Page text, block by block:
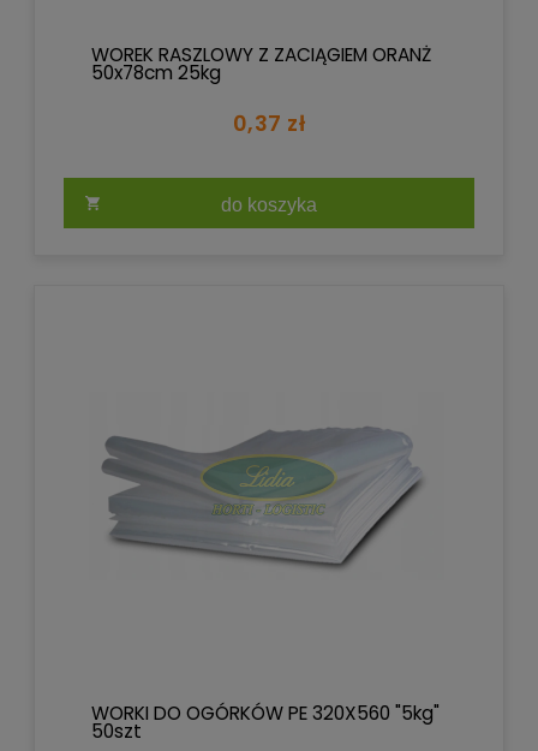
WOREK RASZLOWY Z ZACIĄGIEM ORANŻ
50x78cm 25kg
0,37 zł
do koszyka
WORKI DO OGÓRKÓW PE 320X560 "5kg"
50szt